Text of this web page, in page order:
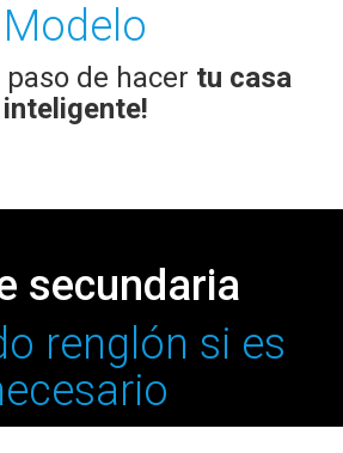
Modelo
paso de hacer tu casa
inteligente!
secundaria
renglón si es